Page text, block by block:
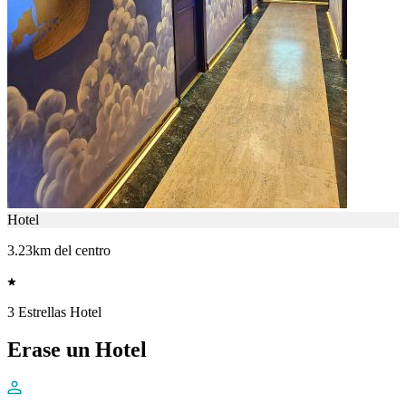
Hotel
3.23km del centro
3 Estrellas Hotel
Erase un Hotel